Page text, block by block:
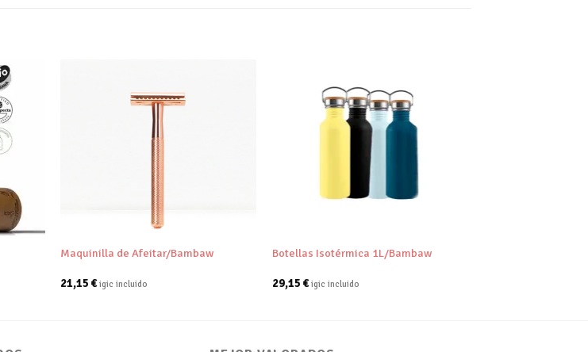
Añadir
a tu
lista de
Maquinilla de Afeitar/Bambaw
21,15€ igic incluido
Botellas Isotérmica 1L/Bambaw
29,15 € igic incluido